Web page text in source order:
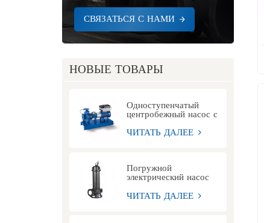
СВЯЗАТЬСЯ С НАМИ
НОВЫЕ ТОВАРЫ
Одноступенчатый
центробежный насос с
торцевым
всасыванием и
удлиненной муфтой
ЧИТАТЬ ДАЛЕЕ
Погружной
электрический насос
для сточных вод серии
WQ
ЧИТАТЬ ДАЛЕЕ